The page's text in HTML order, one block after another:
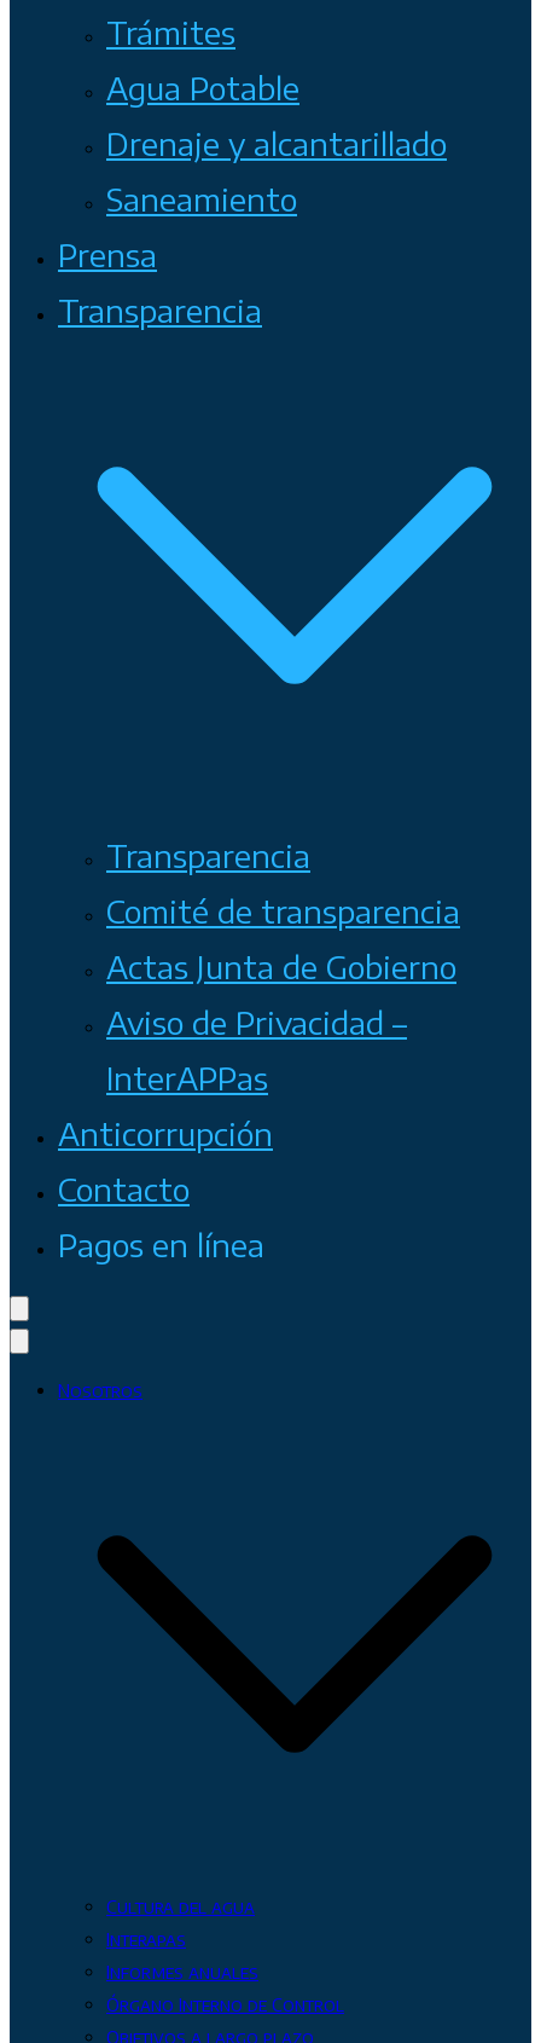
Trámites
Agua Potable
Drenaje y alcantarillado
Saneamiento
Prensa
Transparencia
Transparencia
Comité de transparencia
Actas Junta de Gobierno
Aviso de Privacidad –
InterAPPas
Anticorrupción
Contacto
Pagos en línea
Nosotros
Cultura del agua
Interapas
Informes anuales
Órgano Interno de Control
Objetivos a largo plazo